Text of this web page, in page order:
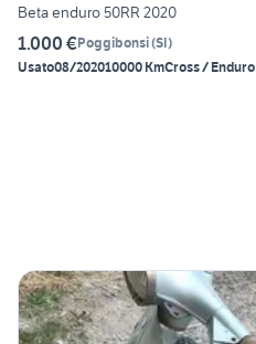
Beta enduro 50RR 2020
1.000 €Poggibonsi(SI)
Usato08/202010000 KmCross / Enduro